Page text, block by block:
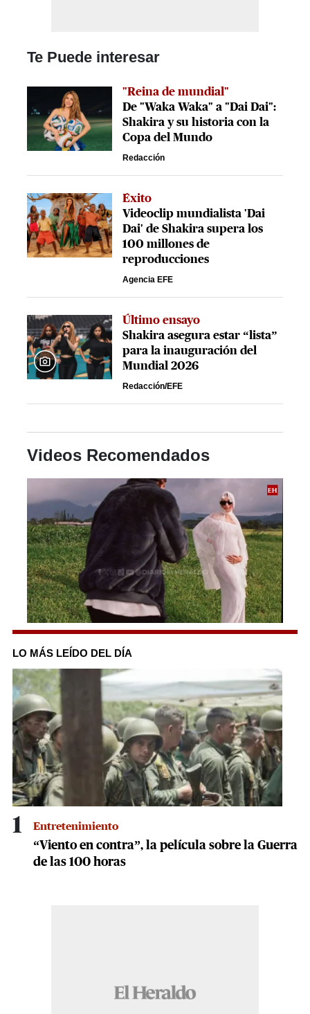
Te Puede interesar
"Reina de mundial"
De "Waka Waka" a "Dai Dai":
Shakira y su historia con la
Copa del Mundo
Redacción
Éxito
Videoclip mundialista 'Dai
Dai' de Shakira supera los
100 millones de
reproducciones
Agencia EFE
Último ensayo
Shakira asegura estar “lista”
para la inauguración del
Mundial 2026
Redacción/EFE
Videos Recomendados
0
of
2
minutes,
45
seconds
LO MÁS LEÍDO DEL DÍA
1 Entretenimiento
“Viento en contra”, la película sobre la Guerra
de las 100 horas